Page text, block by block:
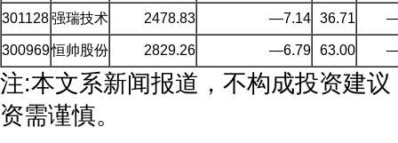
301128强瑞技术 2478.83 —7.14 36.71
300969恒帅股份 2829.26 —6.79 63.00
注:本文系新闻报道，不构成投资建
资需谨慎。